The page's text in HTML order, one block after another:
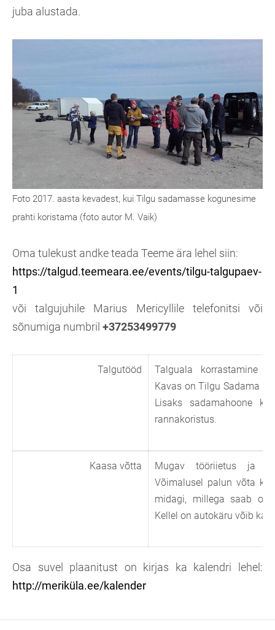
juba alustada.
Foto 2017. aasta kevadest, kui Tilgu sadamasse kogunesime
prahti koristama (foto autor M. Vaik)
Oma tulekust andke teada Teeme ära lehel siin:
https://talgud.teemeara.ee/events/tilgu-talgupaev-
1
või talgujuhile Marius Mericyllile telefonitsi või
sõnumiga numbril +37253499779
Talgutööd
Talguala korrastamine
Kavas on Tilgu Sadama
Lisaks sadamahoone
rannakoristus.
Kaasa võtta
Mugav tööriietus ja
Võimalusel palun võta
midagi, millega saab
Kellel on autokäru võib ka
Osa suvel plaanitust on kirjas ka kalendri lehel:
http://meriküla.ee/kalender